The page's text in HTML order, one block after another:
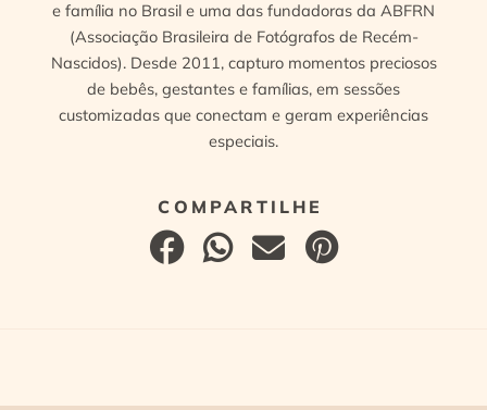
e família no Brasil e uma das fundadoras da ABFRN
(Associação Brasileira de Fotógrafos de Recém-
Nascidos). Desde 2011, capturo momentos preciosos
de bebês, gestantes e famílias, em sessões
customizadas que conectam e geram experiências
especiais.